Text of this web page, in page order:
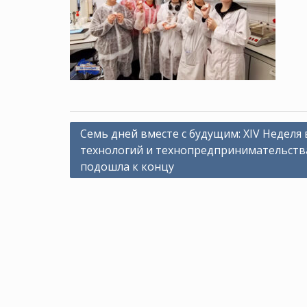
Навигация
по
записям
Семь дней вместе с будущим: XIV Неделя
технологий и
подошла к концу